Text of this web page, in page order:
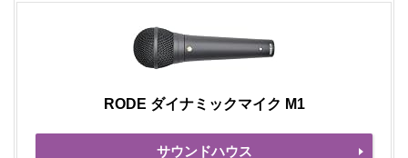
RODE ダイナミックマイク M1
サウンドハウス